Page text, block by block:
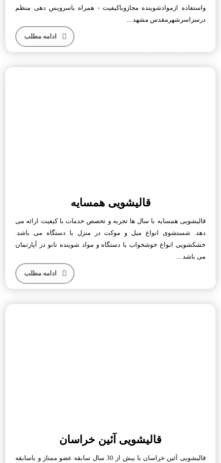
واستفاده ازموادشوینده مجازوباکیفیت - همراه باسرویس دهی منظم
درسراسرشهرمقدس مشهد ...
ادامه مطلب
قالیشویی همسایه
قالیشویی همسایه با سال ها تجربه و تخصص خدمات با کیفیت ارائه می
دهد. شستشوی انواع مبل و موکت در منزل با دستگاه می باشد.
خشکشویی انواع خوشخواب با دستگاه و مواد شوینده نانو در آپارتمان
می باشد ...
ادامه مطلب
قالیشویی آئین خراسان
قالیشویی آئین خراسان با بیش از 30 سال سابقه عضو ممتاز و باسابقه